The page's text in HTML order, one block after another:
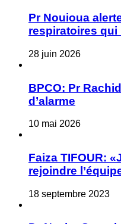
Pr Nouioua
respiratoires qui
28 juin 2026
BPCO: Pr
d’alarme
10 mai 2026
Faiza TIFOUR:
rejoindre
18 septembre 2023